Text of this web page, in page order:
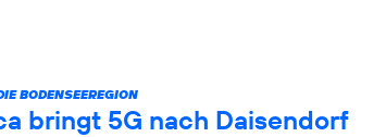
BODENSEEREGION
bringt 5G nach Daisendorf